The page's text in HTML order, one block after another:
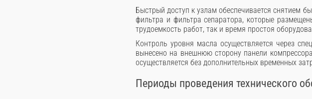
Быстрый доступ к узлам обеспечивается снятием
фильтра и фильтра сепаратора, которые
трудоемкость работ, так и время простоя
Контроль уровня масла осуществляется через
вынесено на внешнюю сторону панели
осуществляется без дополнительных временных
Периоды проведения технического